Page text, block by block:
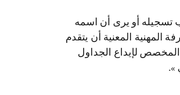
تسجيله أو يرى أن اسمه
المهنية المعنية أن يتقدم
لإيداع الجداول